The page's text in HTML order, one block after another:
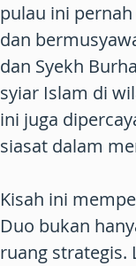
pulau ini
dan
dan Syekh
syiar Islam di
ini juga
siasat dalam
Kisah ini
Duo bukan
ruang strategis.